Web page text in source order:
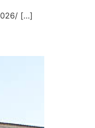
[…]